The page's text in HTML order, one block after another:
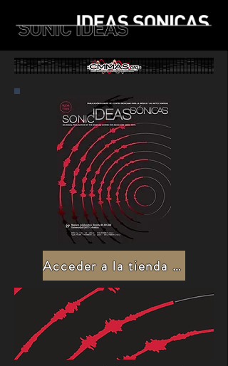
Acceder a la tienda / online shop